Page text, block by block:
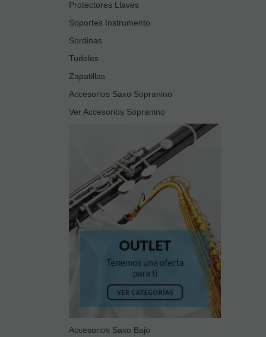
Protectores Llaves
Soportes Instrumento
Sordinas
Tudeles
Zapatillas
Accesorios Saxo Sopranino
Ver Accesorios Sopranino
Accesorios Saxo Bajo